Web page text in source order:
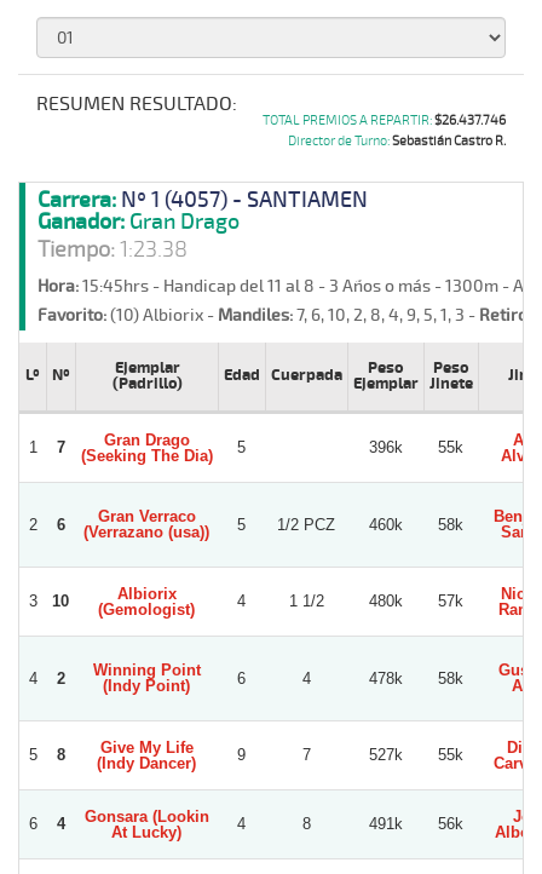
RESUMEN RESULTADO:
TOTAL PREMIOS A REPARTIR:$26.437.746
Director de Turno:Sebastián Castro R.
Carrera: Nº 1 (4057) - SANTIAMEN
Ganador: Gran Drago
Tiempo:1:23.38
Hora:15:45hrs - Handicap del 11 al 8 - 3 Años o más - 1300m -
Favorito:(10) Albiorix - Mandiles:7, 6, 10, 2, 8, 4, 9, 5, 1, 3 - Retiros:
Lº Nº
Ejemplar
(Padrillo)
Edad Cuerpada
Peso
Ejemplar
Peso
Jinete
1 7
Gran Drago
(Seeking The Dia)
5 396k 55k
2 6
Gran Verraco
(Verrazano (usa))
5 1/2 PCZ 460k 58k
3 10
Albiorix
(Gemologist)
4 1 1/2 480k 57k
4 2
Winning Point
(Indy Point)
6 4 478k 58k
5 8
Give My Life
(Indy Dancer)
9 7 527k 55k
6 4
Gonsara (Lookin
At Lucky)
4 8 491k 56k